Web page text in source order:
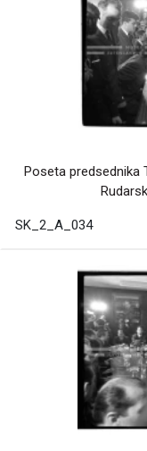
Poseta predsednika
SK_2_A_034